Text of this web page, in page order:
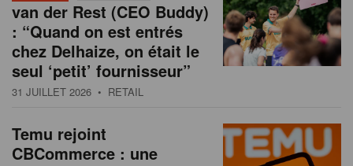
van der Rest (CEO Buddy)
: “Quand on est entrés
chez Delhaize, on était le
seul ‘petit’ fournisseur”
31 JUILLET 2026 • RETAIL
Temu rejoint
CBCommerce : une